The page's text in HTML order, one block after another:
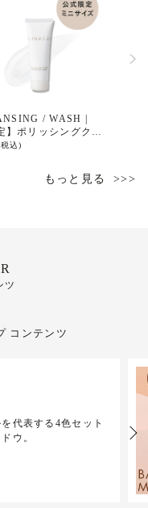
/ WASH |
】ポリッシングクリ
ルウォッシュ ミ
込)
もっと見る
ツ
コンテンツ
代表する4色セット
ウ。
Next